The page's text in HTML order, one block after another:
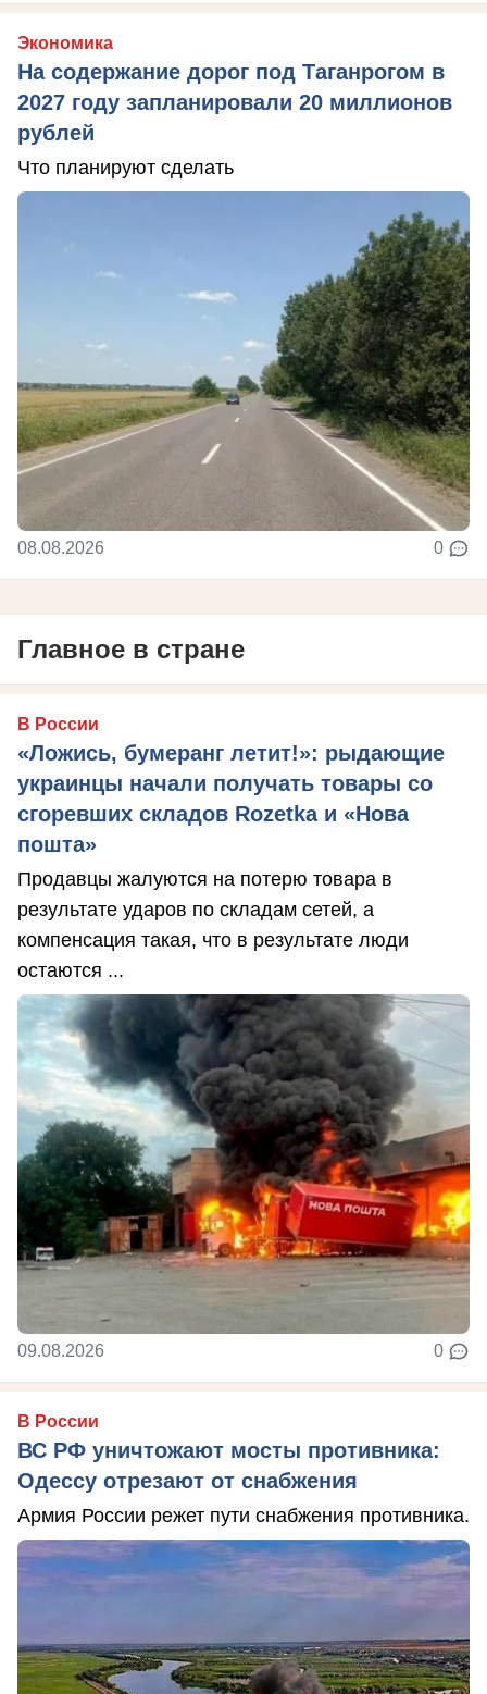
Экономика
На содержание дорог под Таганрогом в
2027 году запланировали 20 миллионов
рублей
Что планируют сделать
08.08.2026 0
Главное в стране
В России
«Ложись, бумеранг летит!»: рыдающие
украинцы начали получать товары со
сгоревших складов Rozetka и «Нова
пошта»
Продавцы жалуются на потерю товара в
результате ударов по складам сетей, а
компенсация такая, что в результате люди
остаются ...
09.08.2026 0
В России
ВС РФ уничтожают мосты противника:
Одессу отрезают от снабжения
Армия России режет пути снабжения противника.